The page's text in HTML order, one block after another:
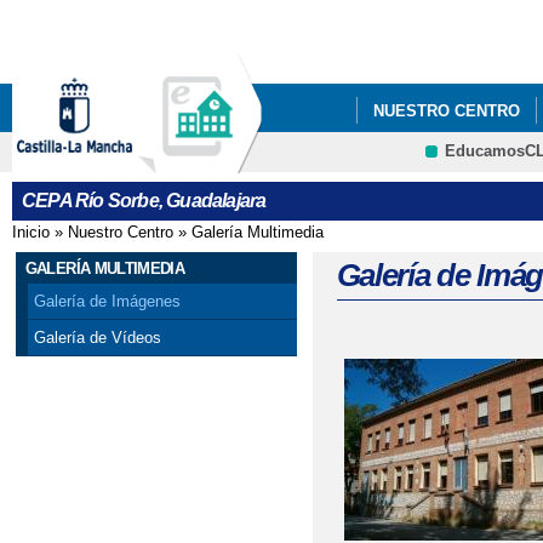
NUESTRO CENTRO
AULA MENTOR
CEPA Río Sorbe, Guadalajara
Se encuentra usted aquí
Inicio » Nuestro Centro » Galería Multimedia
GALERÍA MULTIMEDIA
Galería de Imágenes
Galería de Vídeos
Galería de